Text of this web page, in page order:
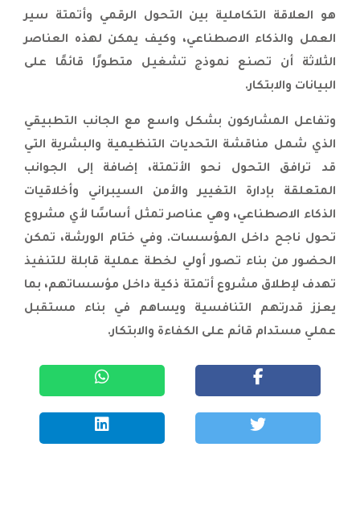
في الخبر لتعزيز الأداء البلدي بالذكاء
الاصطناعي |
لموظفي المصرف التجاري الوطني الليبي
مجموعة الجهود تحتفل بتخريج موظفي
أمانة عمان بعد اختتام برنامج الشهادة
التحضيرية لمدقق داخلي معتمد (CIA) |
اختتام ورشة عمل "إدارة المشاريع
المعززة بالذكاء الاصطناعي" عبر زووم
بمشاركة أكثر من 200 متدرب من الوطن
العربي |
اختتام أعمال الدفعة الثانية من البرنامج
التدريبي "مكتب الاستعلام الائتماني"
لموظفي المصرف التجاري الوطني الليبي
في عمان |
العمليات الخاصة بتنظيم من مجموعة
الجهود المشتركة |
اختتام برنامج “مكتب الاستعلام
الائتماني” لموظفي المصرف التجاري
هو العلاقة التكاملية بين التحول الرقمي وأتمتة سير
العمل والذكاء الاصطناعي، وكيف يمكن لهذه العناصر
الثلاثة أن تصنع نموذج تشغيل متطورًا قائمًا على
البيانات والابتكار.
وتفاعل المشاركون بشكل واسع مع الجانب التطبيقي
الذي شمل مناقشة التحديات التنظيمية والبشرية التي
قد ترافق التحول نحو الأتمتة، إضافة إلى الجوانب
المتعلقة بإدارة التغيير والأمن السيبراني وأخلاقيات
الذكاء الاصطناعي، وهي عناصر تمثل أساسًا لأي مشروع
تحول ناجح داخل المؤسسات. وفي ختام الورشة، تمكن
الحضور من بناء تصور أولي لخطة عملية قابلة للتنفيذ
تهدف لإطلاق مشروع أتمتة ذكية داخل مؤسساتهم، بما
يعزز قدرتهم التنافسية ويساهم في بناء مستقبل
عملي مستدام قائم على الكفاءة والابتكار.